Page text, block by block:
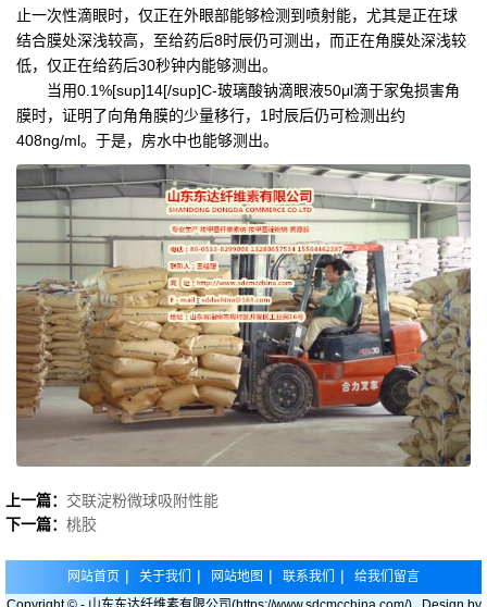
止一次性滴眼时，仅正在外眼部能够检测到喷射能，尤其是正在球
结合膜处深浅较高，至给药后8时辰仍可测出，而正在角膜处深浅较
低，仅正在给药后30秒钟内能够测出。
当用0.1%[sup]14[/sup]C-玻璃酸钠滴眼液50μl滴于家兔损害角
膜时，证明了向角角膜的少量移行，1时辰后仍可检测出约
408ng/ml。于是，房水中也能够测出。
上一篇： 交联淀粉微球吸附性能
下一篇： 桃胶
网站首页 | 关于我们 | 网站地图 | 联系我们 |
给我们留言